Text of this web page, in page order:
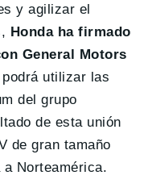
y agilizar el
Honda ha firmado
General Motors
utilizar las
del grupo
de esta unión
de gran tamaño
Norteamérica.